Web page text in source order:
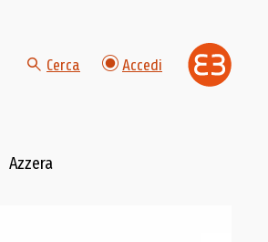
Cerca Accedi
Azzera